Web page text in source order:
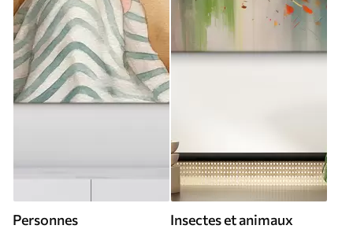
Personnes Insectes et animaux